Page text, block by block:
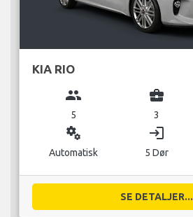
KIA RIO
group
5
business_center
3
miscellaneous_services
Automatisk
login
5 Dør
SE DETALJER...